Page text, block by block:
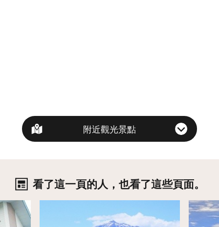
附近觀光景點
看了這一頁的人，也看了這些頁面。
詳情